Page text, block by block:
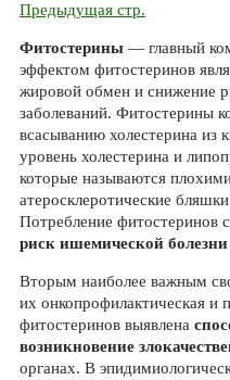
Предыдущая стр.
Фитостерины— главный
эффектом фитостеринов
жировой обмен и снижение
заболеваний. Фитостерины
всасыванию холестерина из
уровень холестерина и
которые называются
атеросклеротические
Потребление фитостеринов
риск ишемической
Вторым наиболее важным
их онкопрофилактическая и
фитостеринов выявлена
возникновение
органах. В